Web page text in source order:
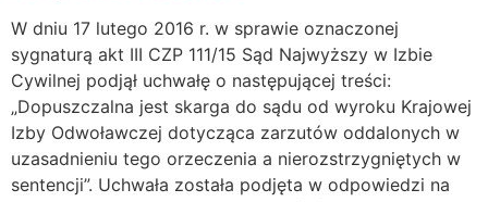
W dniu 17 lutego 2016 r. w sprawie oznaczonej
sygnaturą akt III CZP 111/15 Sąd Najwyższy w Izbie
Cywilnej podjął uchwałę o następującej treści:
„Dopuszczalna jest skarga do sądu od wyroku Krajowej
Izby Odwoławczej dotycząca zarzutów oddalonych w
uzasadnieniu tego orzeczenia a nierozstrzygniętych w
sentencji”. Uchwała została podjęta w odpowiedzi na